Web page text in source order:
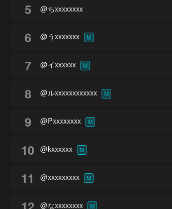
5 @ちxxxxxxxx
6 @うxxxxxxx M
7 @イxxxxxx M
8 @ルxxxxxxxxxxxx M
9 @Pxxxxxxxx M
10 @kxxxxxx M
11 @xxxxxxxxx M
@なxxxxxxxx M